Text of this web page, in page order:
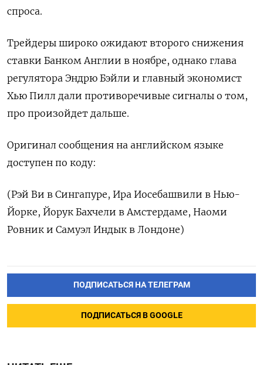
спроса.
Трейдеры широко ожидают второго снижения
ставки Банком Англии в ноябре, однако глава
регулятора Эндрю Бэйли и главный экономист
Хью Пилл дали противоречивые сигналы о том,
про произойдет дальше.
Оригинал сообщения на английском языке
доступен по коду:
(Рэй Ви в Сингапуре, Ира Иосебашвили в Нью-
Йорке, Йорук Бахчели в Амстердаме, Наоми
Ровник и Самуэл Индык в Лондоне)
ПОДПИСАТЬСЯ НА ТЕЛЕГРАМ
ПОДПИСАТЬСЯ В GOOGLE